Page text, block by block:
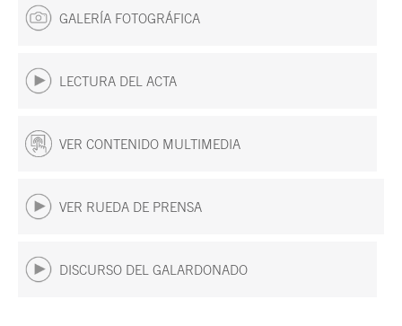
GALERÍA FOTOGRÁFICA
LECTURA DEL ACTA
VER CONTENIDO MULTIMEDIA
VER RUEDA DE PRENSA
DISCURSO DEL GALARDONADO